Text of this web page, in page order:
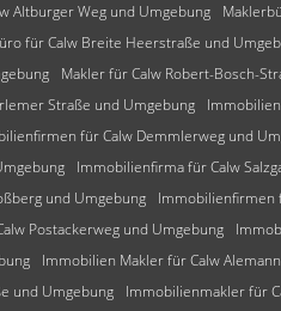
Altburger Weg und Umgebung
für Calw Breite Heerstraße und
Makler für Calw Robert-Bosch-
Straße und Umgebung
für Calw Demmlerweg und
Immobilienfirma für Calw
und Umgebung Immobilienfirmen
Postackerweg und Umgebung
Immobilien Makler für Calw
und Umgebung Immobilienmakler für